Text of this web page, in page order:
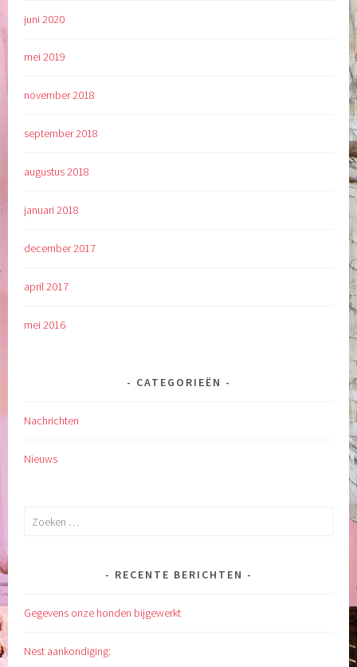
juni 2020
mei 2019
november 2018
september 2018
augustus 2018
januari 2018
december 2017
april 2017
mei 2016
CATEGORIEËN
Nachrichten
Nieuws
Zoeken
RECENTE BERICHTEN
Gegevens onze honden bijgewerkt
Nest aankondiging: